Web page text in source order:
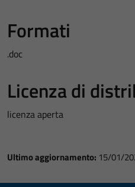
Formati
.doc
Licenza di
licenza aperta
Ultimo aggiornamento: 15/01/